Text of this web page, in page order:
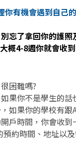
你有機會遇到自己
忘了拿回你的護
概4-8週你就會收
困難嗎?
果你不是學生的話
如果你的學校有跟
戶時間，你會收到
預約時間、地址以